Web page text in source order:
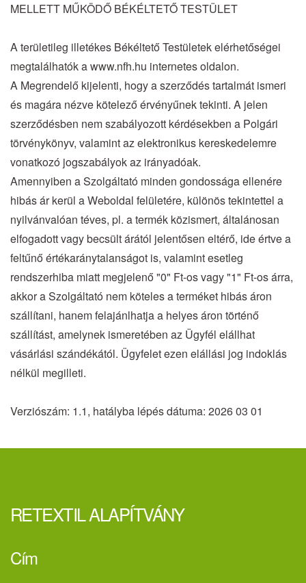
MELLETT MŰKÖDŐ BÉKÉLTETŐ TESTÜLET
A területileg illetékes Békéltető Testületek elérhetőségei
megtalálhatók a www.nfh.hu internetes oldalon.
A Megrendelő kijelenti, hogy a szerződés tartalmát ismeri
és magára nézve kötelező érvényűnek tekinti. A jelen
szerződésben nem szabályozott kérdésekben a Polgári
törvénykönyv, valamint az elektronikus kereskedelemre
vonatkozó jogszabályok az irányadóak.
Amennyiben a Szolgáltató minden gondossága ellenére
hibás ár kerül a Weboldal felületére, különös tekintettel a
nyilvánvalóan téves, pl. a termék közismert, általánosan
elfogadott vagy becsült árától jelentősen eltérő, ide értve a
feltűnő értékaránytalanságot is, valamint esetleg
rendszerhiba miatt megjelenő "0" Ft-os vagy "1" Ft-os árra,
akkor a Szolgáltató nem köteles a terméket hibás áron
szállítani, hanem felajánlhatja a helyes áron történő
szállítást, amelynek ismeretében az Ügyfél elállhat
vásárlási szándékától. Ügyfelet ezen elállási jog indoklás
nélkül megilleti.
Verziószám: 1.1, hatályba lépés dátuma: 2026 03 01
RETEXTIL ALAPÍTVÁNY
Cím